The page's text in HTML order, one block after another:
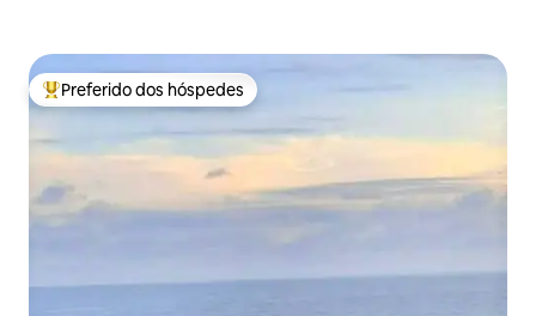
Entre os melhores preferidos dos hóspedes
Preferido dos hóspedes